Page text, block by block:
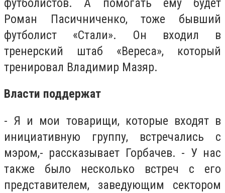
футболистов. А помогать ему будет
Роман Пасичниченко, тоже бывший
футболист «Стали». Он входил в
тренерский штаб «Вереса», который
тренировал Владимир Мазяр.
Власти поддержат
- Я и мои товарищи, которые входят в
инициативную группу, встречались с
мэром,- рассказывает Горбачев. - У нас
также было несколько встреч с его
представителем, заведующим сектором